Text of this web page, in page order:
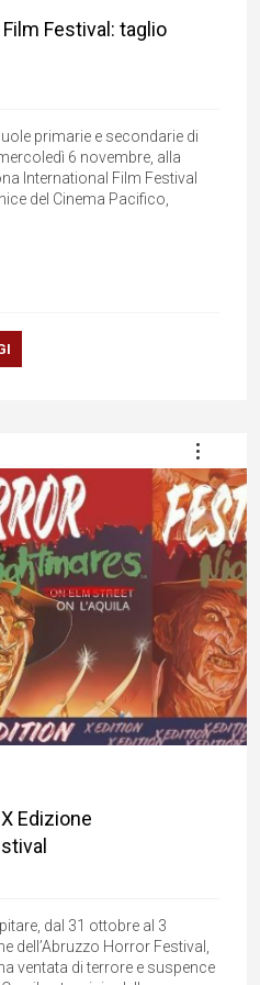
Festival: taglio
primarie e secondarie di
6 novembre, alla
International Film Festival
del Cinema Pacifico,
Edizione
dal 31 ottobre al 3
dell’Abruzzo Horror Festival,
ventata di terrore e suspence